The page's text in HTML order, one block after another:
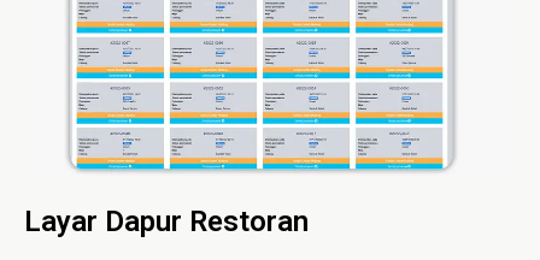
Layar Dapur Restoran